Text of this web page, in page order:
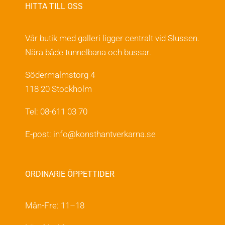
HITTA TILL OSS
Vår butik med galleri ligger centralt vid Slussen.
Nära både tunnelbana och bussar.
Södermalmstorg 4
118 20 Stockholm
Tel: 08-611 03 70
E-post: info@konsthantverkarna.se
ORDINARIE ÖPPETTIDER
Mån-Fre: 11–18